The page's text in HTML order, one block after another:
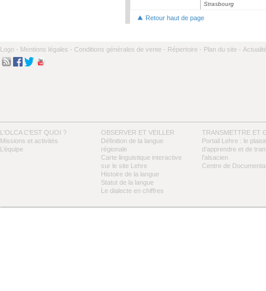
Strasbourg
Retour haut de page
Logo - Mentions légales - Conditions générales de vente - Répertoire - Plan du site -
L'OLCA C'EST QUOI ?
Missions et activités
L’équipe
OBSERVER ET VEILLER
Définition de la langue
régionale
Carte linguistique interactive
sur le site Lehre
Histoire de la langue
Statut de la langue
Le dialecte en chiffres
TRANSMETTRE ET
Portail Lehre : le plaisir
d’apprendre et de
l’alsacien
Centre de